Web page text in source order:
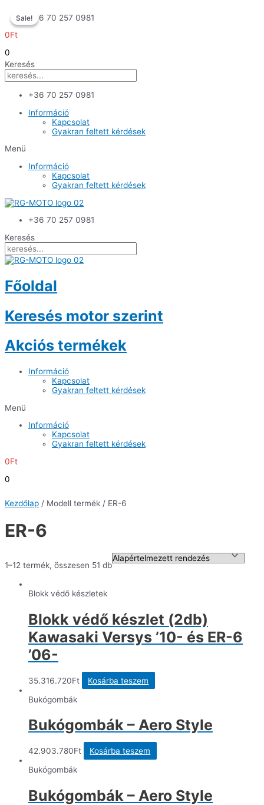
to
content
+36 70 257 0981
0Ft
0
Keresés
+36 70 257 0981
Információ
Kapcsolat
Gyakran feltett kérdések
Menü
Információ
Kapcsolat
Gyakran feltett kérdések
+36 70 257 0981
Keresés
Főoldal
Keresés motor szerint
Akciós termékek
Információ
Kapcsolat
Gyakran feltett kérdések
Menü
Információ
Kapcsolat
Gyakran feltett kérdések
0Ft
0
Kezdőlap / Modell termék / ER-6
ER-6
1–12 termék, összesen 51 db
Blokk védő készletek
Blokk védő készlet (2db)
Kawasaki Versys ’10- és ER-6
’06-
35.316.720Ft
Kosárba teszem
Bukógombák
Bukógombák – Aero Style
42.903.780Ft
Kosárba teszem
Bukógombák
Bukógombák – Aero Style
Sale!
Sale!